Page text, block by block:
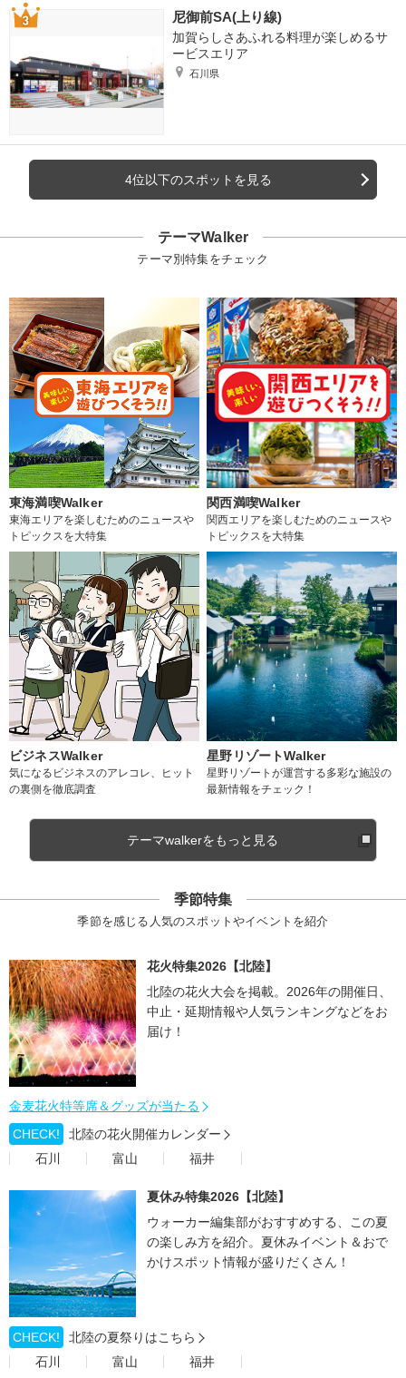
尼御前SA(上り線)
加賀らしさあふれる料理が楽しめるサ
ービスエリア
石川県
4位以下のスポットを見る
テーマWalker
テーマ別特集をチェック
東海満喫Walker
東海エリアを楽しむためのニュースや
トピックスを大特集
関西満喫Walker
関西エリアを楽しむためのニュースや
トピックスを大特集
ビジネスWalker
気になるビジネスのアレコレ、ヒット
の裏側を徹底調査
星野リゾートWalker
星野リゾートが運営する多彩な施設の
最新情報をチェック！
テーマwalkerをもっと見る
季節特集
季節を感じる人気のスポットやイベントを紹介
花火特集2026【北陸】
北陸の花火大会を掲載。2026年の開催日、
中止・延期情報や人気ランキングなどをお
届け！
金麦花火特等席＆グッズが当たる
CHECK!
北陸の花火開催カレンダー
石川
富山 福井
夏休み特集2026【北陸】
ウォーカー編集部がおすすめする、この夏
の楽しみ方を紹介。夏休みイベント＆おで
かけスポット情報が盛りだくさん！
CHECK!
北陸の夏祭りはこちら
石川
富山 福井